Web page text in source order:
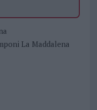
La Maddalena